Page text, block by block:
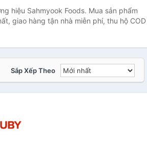
hiệu Sahmyook Foods. Mua sản phẩm
giao hàng tận nhà miễn phí, thu hộ COD
Sắp Xếp Theo